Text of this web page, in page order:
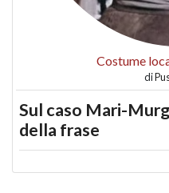
Costume
di
Sul caso Mari-
della frase